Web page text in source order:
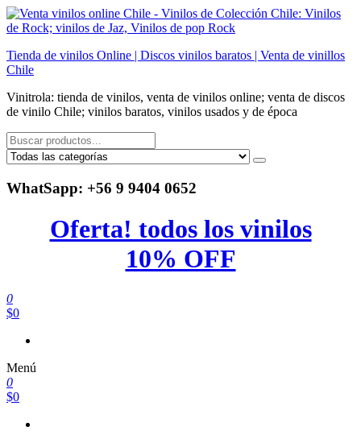
Saltar
al
Tienda de vinilos Online | Discos vinilos baratos | Venta de vinillos
Chile
Vinitrola: tienda de vinilos, venta de vinilos online; venta de discos
de vinilo Chile; vinilos baratos, vinilos usados y de época
WhatSapp: +56 9 9404 0652
Oferta! todos los vinilos
10% OFF
0
$0
Menú
0
$0